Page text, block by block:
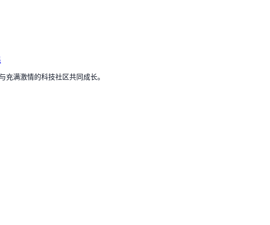
满激情的科技社区共同成长。